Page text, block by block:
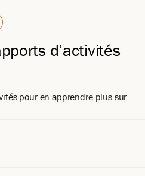
d’activités
pour en apprendre plus sur